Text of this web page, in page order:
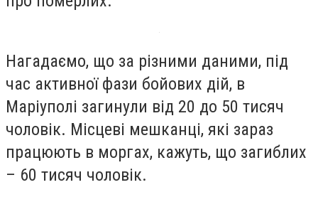
Нагадаємо, що за різними даними, під
час активної фази бойових дій, в
Маріуполі загинули від 20 до 50 тисяч
чоловік. Місцеві мешканці, які зараз
працюють в моргах, кажуть, що загиблих
– 60 тисяч чоловік.